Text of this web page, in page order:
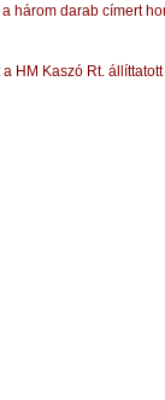
három darab címert
HM Kaszó Rt. állíttatott